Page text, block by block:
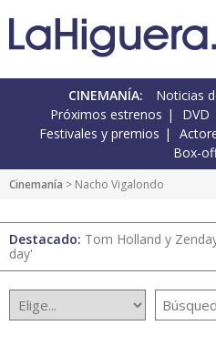
CINEMANÍA: Noticias
Próximos estrenos
DVD
Festivales y premios
Box-
Cinemanía > Nacho Vigalondo
Destacado: Tom Holland y
day'